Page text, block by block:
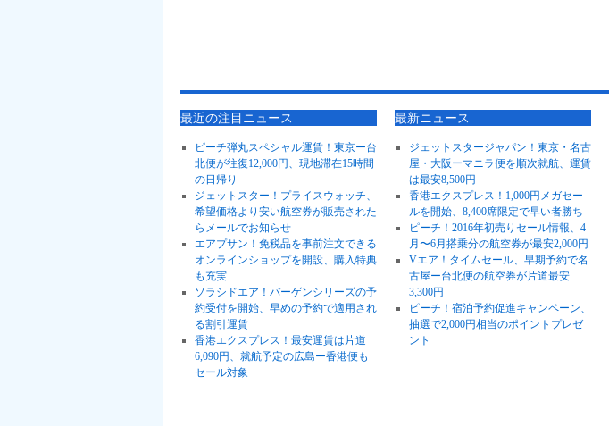
最近の注目ニュース
ピーチ弾丸スペシャル運賃！東京ー台
北便が往復12,000円、現地滞在15時間
の日帰り
ジェットスター！プライスウォッチ、
希望価格より安い航空券が販売された
らメールでお知らせ
エアプサン！免税品を事前注文できる
オンラインショップを開設、購入特典
も充実
ソラシドエア！バーゲンシリーズの予
約受付を開始、早めの予約で適用され
る割引運賃
香港エクスプレス！最安運賃は片道
6,090円、就航予定の広島ー香港便も
セール対象
最新ニュース
ジェットスタージャパン！東京・名古
屋・大阪ーマニラ便を順次就航、運賃
は最安8,500円
香港エクスプレス！1,000円メガセー
ルを開始、8,400席限定で早い者勝ち
ピーチ！2016年初売りセール情報、4
月〜6月搭乗分の航空券が最安2,000円
Vエア！タイムセール、早期予約で名
古屋ー台北便の航空券が片道最安
3,300円
ピーチ！宿泊予約促進キャンペーン、
抽選で2,000円相当のポイントプレゼ
ント